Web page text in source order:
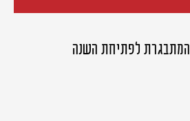
לפתיחת השנה